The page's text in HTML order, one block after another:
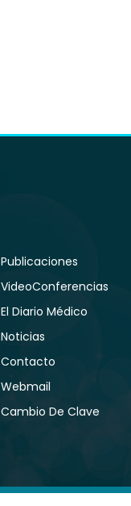
Publicaciones
VideoConferencias
El Diario Médico
Noticias
Contacto
Webmail
Cambio De Clave